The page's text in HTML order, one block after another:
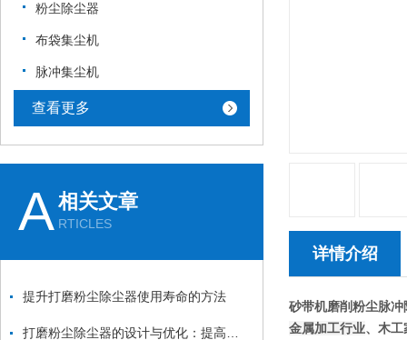
粉尘除尘器
布袋集尘机
脉冲集尘机
查看更多
A相关文章
RTICLES
提升打磨粉尘除尘器使用寿命的方法
详情介绍
砂带机磨削粉尘脉冲
金属加工行业、木